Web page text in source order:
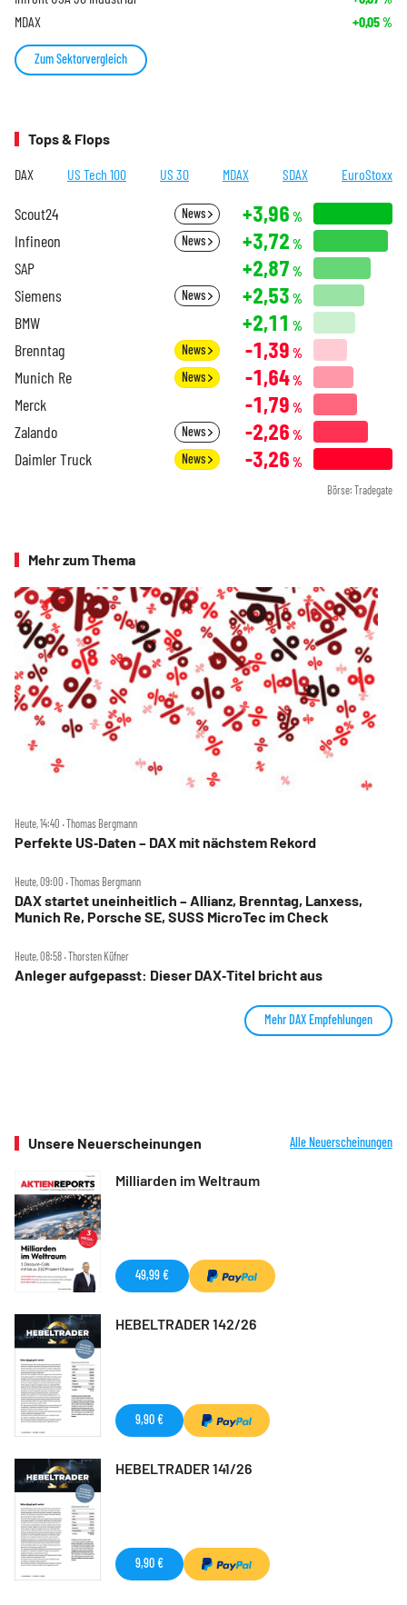
MDAX +0,05%
Zum Sektorvergleich
Tops & Flops
DAX US Tech 100 US 30 MDAX SDAX EuroStoxx
Scout24 News +3,96 %
Infineon News +3,72 %
SAP +2,87 %
Siemens News +2,53 %
BMW +2,11 %
Brenntag News -1,39 %
Munich Re News -1,64%
Merck -1,79 %
Zalando News -2,26 %
Daimler Truck News -3,26 %
Börse: Tradegate
Mehr zum Thema
Heute, 14:40 ‧ Thomas Bergmann
Perfekte US‑Daten – DAX mit nächstem Rekord
Heute, 09:00 ‧ Thomas Bergmann
DAX startet uneinheitlich – Allianz, Brenntag, Lanxess,
Munich Re, Porsche SE, SUSS MicroTec im Check
Heute, 08:58 ‧ Thorsten Küfner
Anleger aufgepasst: Dieser DAX‑Titel bricht aus
Mehr DAX Empfehlungen
Unsere Neuerscheinungen Alle Neuerscheinungen
Milliarden im Weltraum
49,99 €
HEBELTRADER 142/26
9,90 €
HEBELTRADER 141/26
9,90 €